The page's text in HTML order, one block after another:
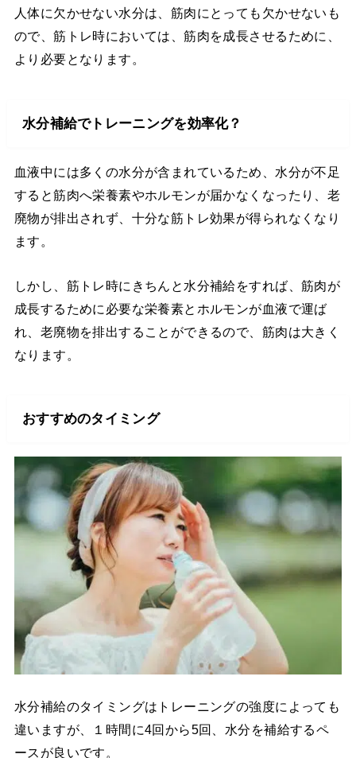
人体に欠かせない水分は、筋肉にとっても欠かせないも
ので、筋トレ時においては、筋肉を成長させるために、
より必要となります。
水分補給でトレーニングを効率化？
血液中には多くの水分が含まれているため、水分が不足
すると筋肉へ栄養素やホルモンが届かなくなったり、老
廃物が排出されず、十分な筋トレ効果が得られなくなり
ます。
しかし、筋トレ時にきちんと水分補給をすれば、筋肉が
成長するために必要な栄養素とホルモンが血液で運ば
れ、老廃物を排出することができるので、筋肉は大きく
なります。
おすすめのタイミング
水分補給のタイミングはトレーニングの強度によっても
違いますが、１時間に4回から5回、水分を補給するペ
ースが良いです。